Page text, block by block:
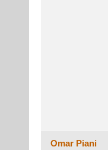
Omar Piani